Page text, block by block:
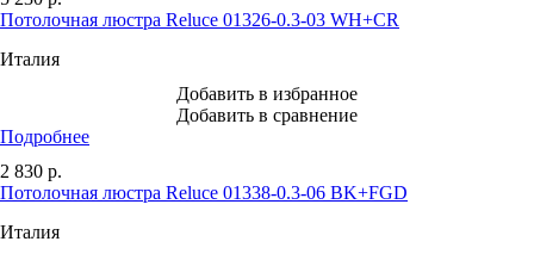
Потолочная люстра Reluce 01326-0.3-03 WH+CR
Италия
Добавить в избранное
Добавить в сравнение
Подробнее
2 830 р.
Потолочная люстра Reluce 01338-0.3-06 BK+FGD
Италия